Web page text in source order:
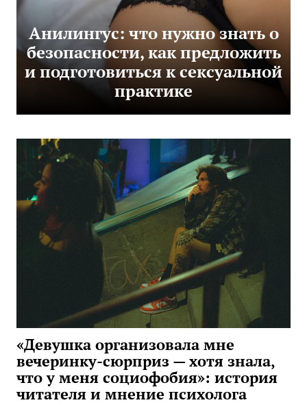
Анилингус: что нужно знать о
безопасности, как предложить
и подготовиться к сексуальной
практике
«Девушка организовала мне
вечеринку-сюрприз — хотя знала,
что у меня социофобия»: история
читателя и мнение психолога